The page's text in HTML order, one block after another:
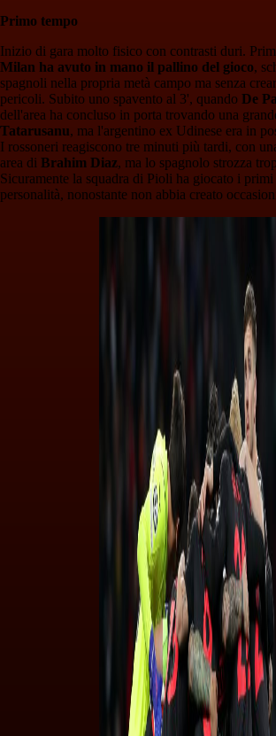
Primo tempo
Inizio di gara molto fisico con contrasti duri.
Milan ha avuto in mano il pallino del gioco,
spagnoli nella propria metà campo ma senza
pericoli. Subito uno spavento al 3', quando De
dell'area ha concluso in porta trovando una
Tatarusanu, ma l'argentino ex Udinese era in
I rossoneri reagiscono tre minuti più tardi, con
area di Brahim Diaz, ma lo spagnolo strozza
Sicuramente la squadra di Pioli ha giocato i
personalità, nonostante non abbia creato